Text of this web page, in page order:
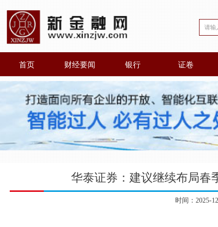
首页 财经要闻 银行 证卷
时间：2025-
华泰证券：建议继续布局春